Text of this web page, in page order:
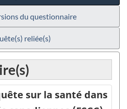
du questionnaire
reliée(s)
sur la santé dans